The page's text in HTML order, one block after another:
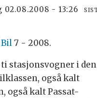
02.08.2008 - 13:26
Bil7 - 2008.
stasjonsvogner i den
også kalt
også kalt Passat-